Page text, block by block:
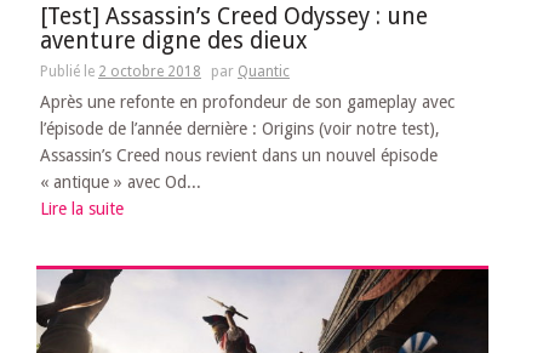
[Test] Assassin’s Creed Odyssey : une
aventure digne des dieux
Publié le 2 octobre 2018 par Quantic
Après une refonte en profondeur de son gameplay avec
l’épisode de l’année dernière : Origins (voir notre test),
Assassin’s Creed nous revient dans un nouvel épisode
« antique » avec Od...
Lire la suite